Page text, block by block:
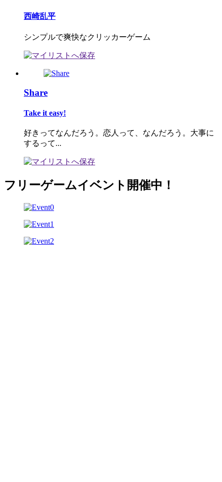
西崎乱平
シンプルで爽快なクリッカーゲーム
Share
Take it easy!
好きってなんだろう。恋人って、なんだろう。大事に
するって...
フリーゲームイベント開催中！